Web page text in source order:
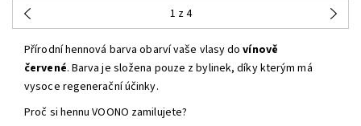
1 z 4
Přírodní hennová barva obarví vaše vlasy dovínově
červené. Barva je složena pouze z bylinek, díky kterým má
vysoce regenerační účinky.
Proč si hennu VOONO zamilujete?